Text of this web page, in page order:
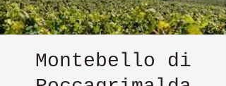
Montebello di